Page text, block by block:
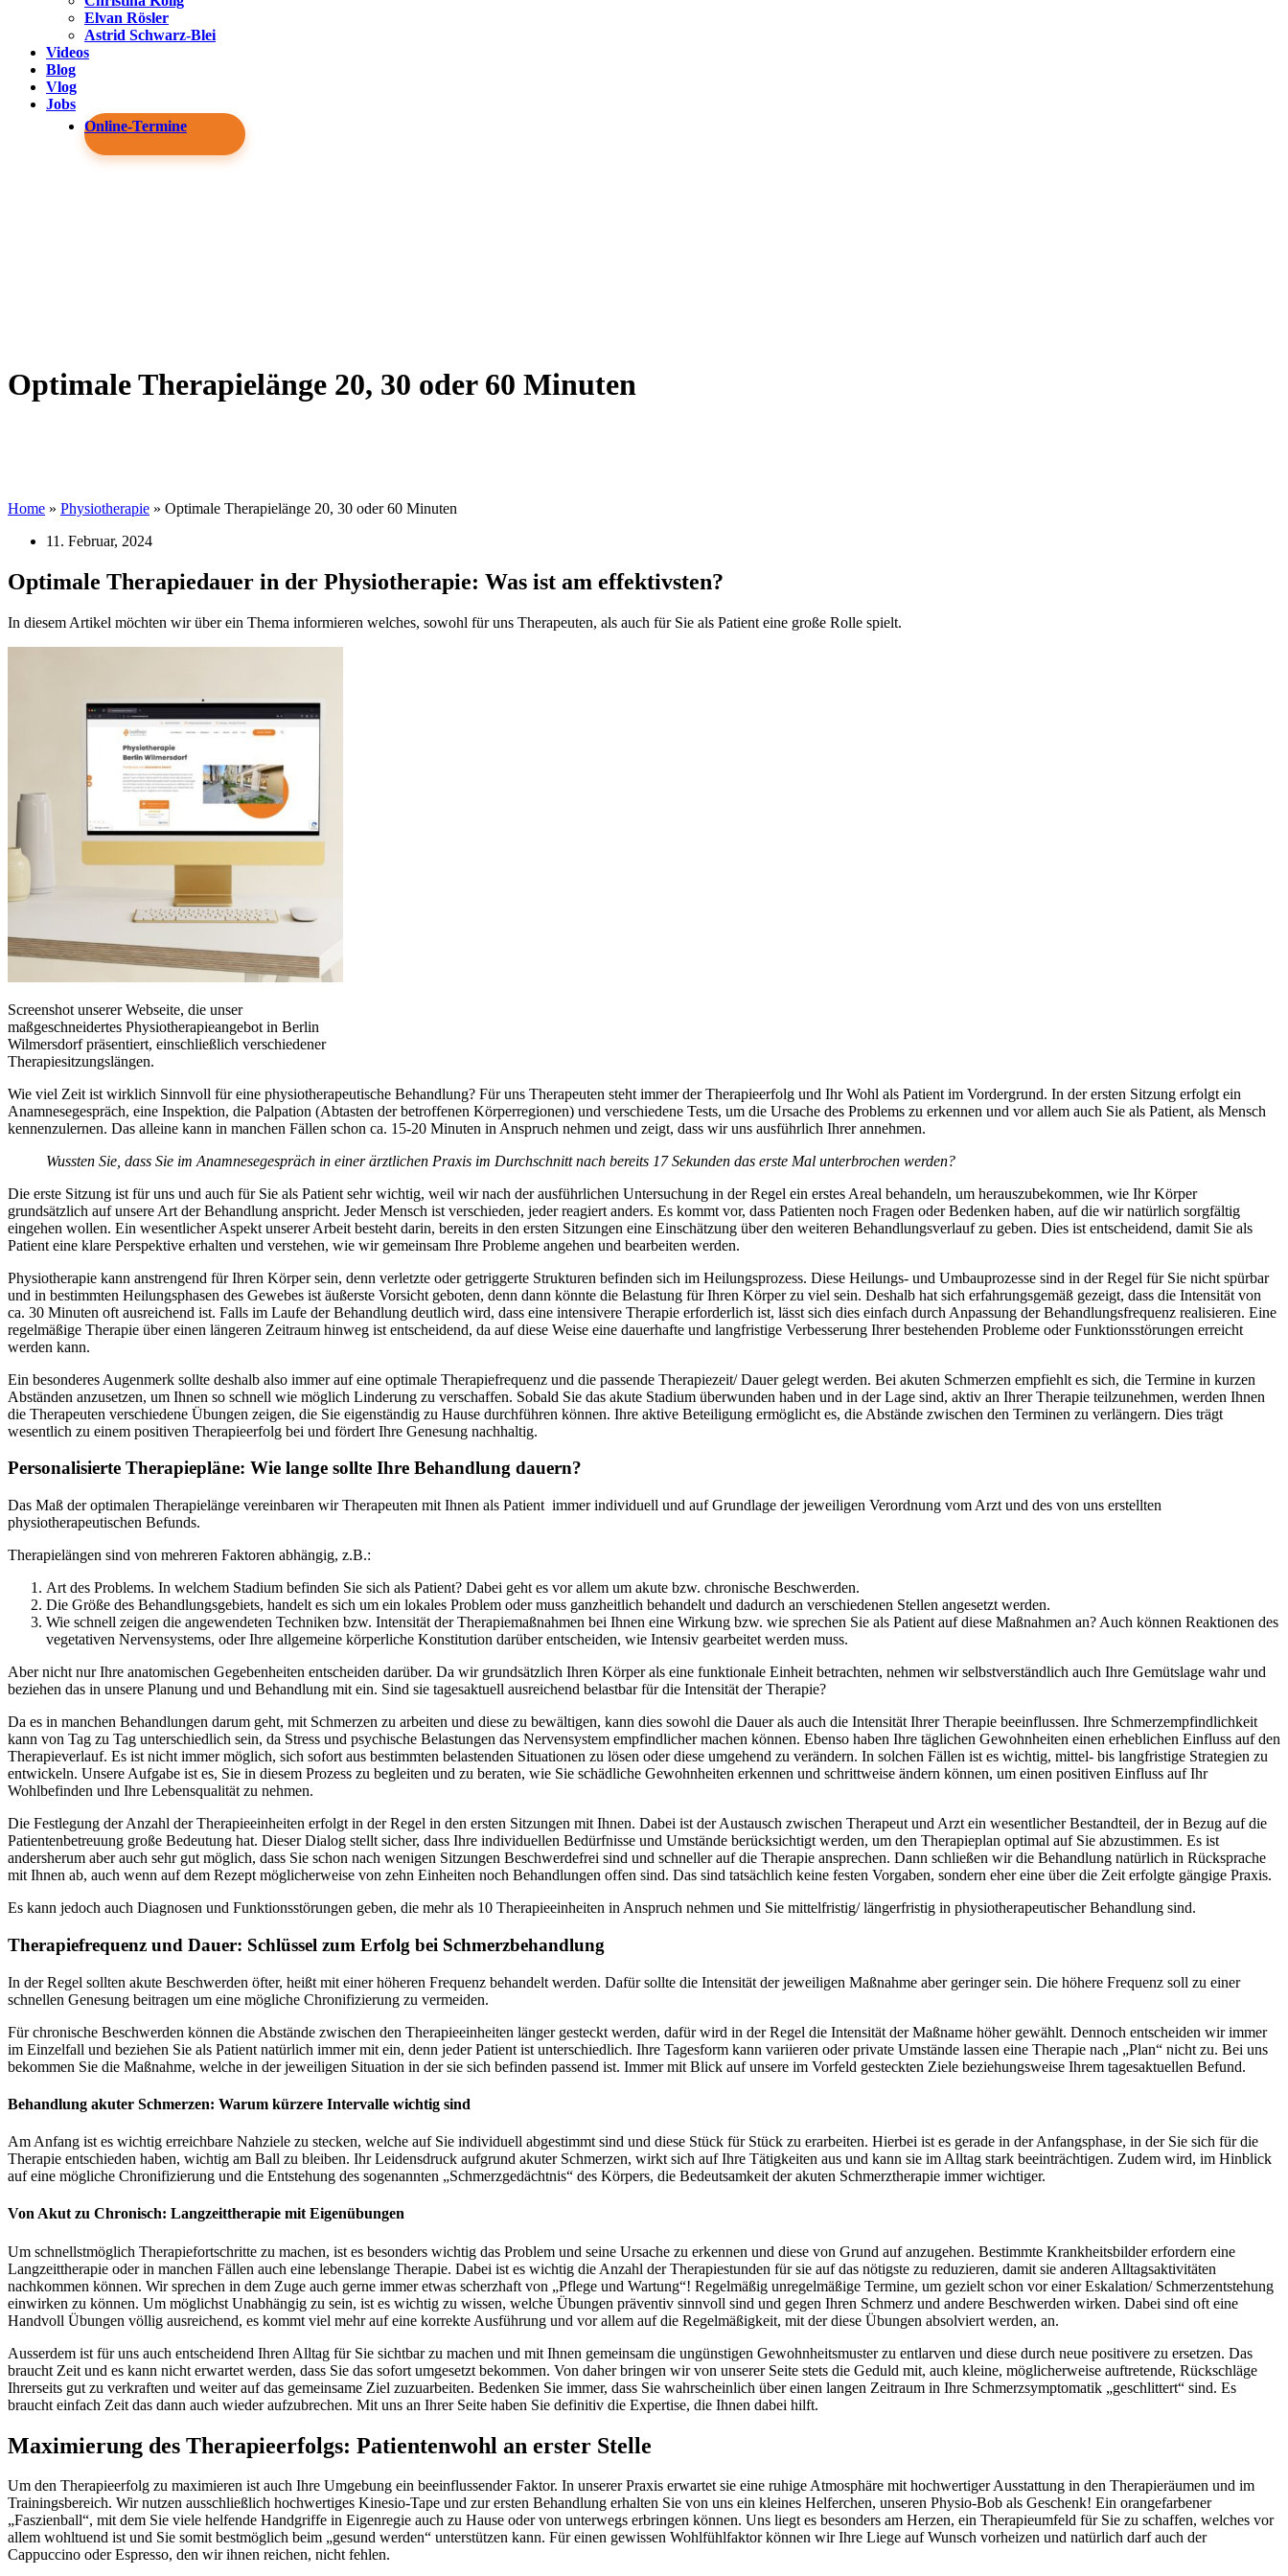
Elvan Rösler
Astrid Schwarz-Blei
Videos
Blog
Vlog
Jobs
Online-Termine
Optimale Therapielänge 20, 30 oder 60 Minuten
Home » Physiotherapie » Optimale Therapielänge 20, 30 oder 60 Minuten
11. Februar, 2024
Optimale Therapiedauer in der Physiotherapie: Was ist am effektivsten?
In diesem Artikel möchten wir über ein Thema informieren welches, sowohl für uns Therapeuten, als auch für Sie als Patient eine große Rolle spielt.
Screenshot unserer Webseite, die unser
maßgeschneidertes Physiotherapieangebot in Berlin
Wilmersdorf präsentiert, einschließlich verschiedener
Therapiesitzungslängen.
Wie viel Zeit ist wirklich Sinnvoll für eine physiotherapeutische Behandlung? Für uns Therapeuten steht immer der Therapieerfolg und Ihr Wohl als Patient im Vordergrund. In der ersten Sitzung erfolgt ein
Anamnesegespräch, eine Inspektion, die Palpation (Abtasten der betroffenen Körperregionen) und verschiedene Tests, um die Ursache des Problems zu erkennen und vor allem auch Sie als Patient, als Mensch
kennenzulernen. Das alleine kann in manchen Fällen schon ca. 15-20 Minuten in Anspruch nehmen und zeigt, dass wir uns ausführlich Ihrer annehmen.
Wussten Sie, dass Sie im Anamnesegespräch in einer ärztlichen Praxis im Durchschnitt nach bereits 17 Sekunden das erste Mal unterbrochen werden?
Die erste Sitzung ist für uns und auch für Sie als Patient sehr wichtig, weil wir nach der ausführlichen Untersuchung in der Regel ein erstes Areal behandeln, um herauszubekommen, wie Ihr Körper
grundsätzlich auf unsere Art der Behandlung anspricht. Jeder Mensch ist verschieden, jeder reagiert anders. Es kommt vor, dass Patienten noch Fragen oder Bedenken haben, auf die wir natürlich sorgfältig
eingehen wollen. Ein wesentlicher Aspekt unserer Arbeit besteht darin, bereits in den ersten Sitzungen eine Einschätzung über den weiteren Behandlungsverlauf zu geben. Dies ist entscheidend, damit Sie als
Patient eine klare Perspektive erhalten und verstehen, wie wir gemeinsam Ihre Probleme angehen und bearbeiten werden.
Physiotherapie kann anstrengend für Ihren Körper sein, denn verletzte oder getriggerte Strukturen befinden sich im Heilungsprozess. Diese Heilungs- und Umbauprozesse sind in der Regel für Sie nicht spürbar
und in bestimmten Heilungsphasen des Gewebes ist äußerste Vorsicht geboten, denn dann könnte die Belastung für Ihren Körper zu viel sein. Deshalb hat sich erfahrungsgemäß gezeigt, dass die Intensität von
ca. 30 Minuten oft ausreichend ist. Falls im Laufe der Behandlung deutlich wird, dass eine intensivere Therapie erforderlich ist, lässt sich dies einfach durch Anpassung der Behandlungsfrequenz realisieren. Eine
regelmäßige Therapie über einen längeren Zeitraum hinweg ist entscheidend, da auf diese Weise eine dauerhafte und langfristige Verbesserung Ihrer bestehenden Probleme oder Funktionsstörungen erreicht
werden kann.
Ein besonderes Augenmerk sollte deshalb also immer auf eine optimale Therapiefrequenz und die passende Therapiezeit/ Dauer gelegt werden. Bei akuten Schmerzen empfiehlt es sich, die Termine in kurzen
Abständen anzusetzen, um Ihnen so schnell wie möglich Linderung zu verschaffen. Sobald Sie das akute Stadium überwunden haben und in der Lage sind, aktiv an Ihrer Therapie teilzunehmen, werden Ihnen
die Therapeuten verschiedene Übungen zeigen, die Sie eigenständig zu Hause durchführen können. Ihre aktive Beteiligung ermöglicht es, die Abstände zwischen den Terminen zu verlängern. Dies trägt
wesentlich zu einem positiven Therapieerfolg bei und fördert Ihre Genesung nachhaltig.
Personalisierte Therapiepläne: Wie lange sollte Ihre Behandlung dauern?
Das Maß der optimalen Therapielänge vereinbaren wir Therapeuten mit Ihnen als Patient immer individuell und auf Grundlage der jeweiligen Verordnung vom Arzt und des von uns erstellten
physiotherapeutischen Befunds.
Therapielängen sind von mehreren Faktoren abhängig, z.B.:
Art des Problems. In welchem Stadium befinden Sie sich als Patient? Dabei geht es vor allem um akute bzw. chronische Beschwerden.
Die Größe des Behandlungsgebiets, handelt es sich um ein lokales Problem oder muss ganzheitlich behandelt und dadurch an verschiedenen Stellen angesetzt werden.
Wie schnell zeigen die angewendeten Techniken bzw. Intensität der Therapiemaßnahmen bei Ihnen eine Wirkung bzw. wie sprechen Sie als Patient auf diese Maßnahmen an? Auch können Reaktionen des
vegetativen Nervensystems, oder Ihre allgemeine körperliche Konstitution darüber entscheiden, wie Intensiv gearbeitet werden muss.
Aber nicht nur Ihre anatomischen Gegebenheiten entscheiden darüber. Da wir grundsätzlich Ihren Körper als eine funktionale Einheit betrachten, nehmen wir selbstverständlich auch Ihre Gemütslage wahr und
beziehen das in unsere Planung und und Behandlung mit ein. Sind sie tagesaktuell ausreichend belastbar für die Intensität der Therapie?
Da es in manchen Behandlungen darum geht, mit Schmerzen zu arbeiten und diese zu bewältigen, kann dies sowohl die Dauer als auch die Intensität Ihrer Therapie beeinflussen. Ihre Schmerzempfindlichkeit
kann von Tag zu Tag unterschiedlich sein, da Stress und psychische Belastungen das Nervensystem empfindlicher machen können. Ebenso haben Ihre täglichen Gewohnheiten einen erheblichen Einfluss auf den
Therapieverlauf. Es ist nicht immer möglich, sich sofort aus bestimmten belastenden Situationen zu lösen oder diese umgehend zu verändern. In solchen Fällen ist es wichtig, mittel- bis langfristige Strategien zu
entwickeln. Unsere Aufgabe ist es, Sie in diesem Prozess zu begleiten und zu beraten, wie Sie schädliche Gewohnheiten erkennen und schrittweise ändern können, um einen positiven Einfluss auf Ihr
Wohlbefinden und Ihre Lebensqualität zu nehmen.
Die Festlegung der Anzahl der Therapieeinheiten erfolgt in der Regel in den ersten Sitzungen mit Ihnen. Dabei ist der Austausch zwischen Therapeut und Arzt ein wesentlicher Bestandteil, der in Bezug auf die
Patientenbetreuung große Bedeutung hat. Dieser Dialog stellt sicher, dass Ihre individuellen Bedürfnisse und Umstände berücksichtigt werden, um den Therapieplan optimal auf Sie abzustimmen. Es ist
andersherum aber auch sehr gut möglich, dass Sie schon nach wenigen Sitzungen Beschwerdefrei sind und schneller auf die Therapie ansprechen. Dann schließen wir die Behandlung natürlich in Rücksprache
mit Ihnen ab, auch wenn auf dem Rezept möglicherweise von zehn Einheiten noch Behandlungen offen sind. Das sind tatsächlich keine festen Vorgaben, sondern eher eine über die Zeit erfolgte gängige Praxis.
Es kann jedoch auch Diagnosen und Funktionsstörungen geben, die mehr als 10 Therapieeinheiten in Anspruch nehmen und Sie mittelfristig/ längerfristig in physiotherapeutischer Behandlung sind.
Therapiefrequenz und Dauer: Schlüssel zum Erfolg bei Schmerzbehandlung
In der Regel sollten akute Beschwerden öfter, heißt mit einer höheren Frequenz behandelt werden. Dafür sollte die Intensität der jeweiligen Maßnahme aber geringer sein. Die höhere Frequenz soll zu einer
schnellen Genesung beitragen um eine mögliche Chronifizierung zu vermeiden.
Für chronische Beschwerden können die Abstände zwischen den Therapieeinheiten länger gesteckt werden, dafür wird in der Regel die Intensität der Maßname höher gewählt. Dennoch entscheiden wir immer
im Einzelfall und beziehen Sie als Patient natürlich immer mit ein, denn jeder Patient ist unterschiedlich. Ihre Tagesform kann variieren oder private Umstände lassen eine Therapie nach „Plan“ nicht zu. Bei uns
bekommen Sie die Maßnahme, welche in der jeweiligen Situation in der sie sich befinden passend ist. Immer mit Blick auf unsere im Vorfeld gesteckten Ziele beziehungsweise Ihrem tagesaktuellen Befund.
Behandlung akuter Schmerzen: Warum kürzere Intervalle wichtig sind
Am Anfang ist es wichtig erreichbare Nahziele zu stecken, welche auf Sie individuell abgestimmt sind und diese Stück für Stück zu erarbeiten. Hierbei ist es gerade in der Anfangsphase, in der Sie sich für die
Therapie entschieden haben, wichtig am Ball zu bleiben. Ihr Leidensdruck aufgrund akuter Schmerzen, wirkt sich auf Ihre Tätigkeiten aus und kann sie im Alltag stark beeinträchtigen. Zudem wird, im Hinblick
auf eine mögliche Chronifizierung und die Entstehung des sogenannten „Schmerzgedächtnis“ des Körpers, die Bedeutsamkeit der akuten Schmerztherapie immer wichtiger.
Von Akut zu Chronisch: Langzeittherapie mit Eigenübungen
Um schnellstmöglich Therapiefortschritte zu machen, ist es besonders wichtig das Problem und seine Ursache zu erkennen und diese von Grund auf anzugehen. Bestimmte Krankheitsbilder erfordern eine
Langzeittherapie oder in manchen Fällen auch eine lebenslange Therapie. Dabei ist es wichtig die Anzahl der Therapiestunden für sie auf das nötigste zu reduzieren, damit sie anderen Alltagsaktivitäten
nachkommen können. Wir sprechen in dem Zuge auch gerne immer etwas scherzhaft von „Pflege und Wartung“! Regelmäßig unregelmäßige Termine, um gezielt schon vor einer Eskalation/ Schmerzentstehung
einwirken zu können. Um möglichst Unabhängig zu sein, ist es wichtig zu wissen, welche Übungen präventiv sinnvoll sind und gegen Ihren Schmerz und andere Beschwerden wirken. Dabei sind oft eine
Handvoll Übungen völlig ausreichend, es kommt viel mehr auf eine korrekte Ausführung und vor allem auf die Regelmäßigkeit, mit der diese Übungen absolviert werden, an.
Ausserdem ist für uns auch entscheidend Ihren Alltag für Sie sichtbar zu machen und mit Ihnen gemeinsam die ungünstigen Gewohnheitsmuster zu entlarven und diese durch neue positivere zu ersetzen. Das
braucht Zeit und es kann nicht erwartet werden, dass Sie das sofort umgesetzt bekommen. Von daher bringen wir von unserer Seite stets die Geduld mit, auch kleine, möglicherweise auftretende, Rückschläge
Ihrerseits gut zu verkraften und weiter auf das gemeinsame Ziel zuzuarbeiten. Bedenken Sie immer, dass Sie wahrscheinlich über einen langen Zeitraum in Ihre Schmerzsymptomatik „geschlittert“ sind. Es
braucht einfach Zeit das dann auch wieder aufzubrechen. Mit uns an Ihrer Seite haben Sie definitiv die Expertise, die Ihnen dabei hilft.
Maximierung des Therapieerfolgs: Patientenwohl an erster Stelle
Um den Therapieerfolg zu maximieren ist auch Ihre Umgebung ein beeinflussender Faktor. In unserer Praxis erwartet sie eine ruhige Atmosphäre mit hochwertiger Ausstattung in den Therapieräumen und im
Trainingsbereich. Wir nutzen ausschließlich hochwertiges Kinesio-Tape und zur ersten Behandlung erhalten Sie von uns ein kleines Helferchen, unseren Physio-Bob als Geschenk! Ein orangefarbener
„Faszienball“, mit dem Sie viele helfende Handgriffe in Eigenregie auch zu Hause oder von unterwegs erbringen können. Uns liegt es besonders am Herzen, ein Therapieumfeld für Sie zu schaffen, welches vor
allem wohltuend ist und Sie somit bestmöglich beim „gesund werden“ unterstützen kann. Für einen gewissen Wohlfühlfaktor können wir Ihre Liege auf Wunsch vorheizen und natürlich darf auch der
Cappuccino oder Espresso, den wir ihnen reichen, nicht fehlen.